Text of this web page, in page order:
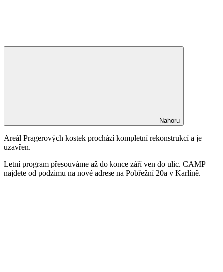
Nahoru
Areál Pragerových kostek prochází kompletní rekonstrukcí a je
uzavřen.
Letní program přesouváme až do konce září ven do ulic. CAMP
najdete od podzimu na nové adrese na Pobřežní 20a v Karlíně.